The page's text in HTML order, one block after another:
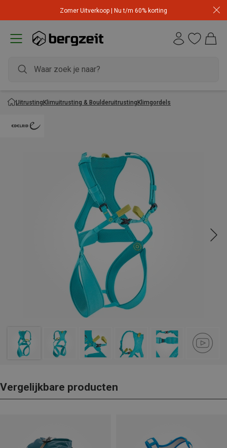
Zomer Uitverkoop | Nu t/m 60% korting
UitrustingKlimuitrusting & BoulderuitrustingKlimgordels
Vergelijkbare producten